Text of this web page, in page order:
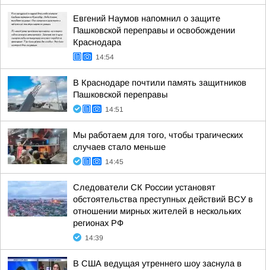
Евгений Наумов напомнил о защите
Пашковской переправы и освобождении
Краснодара
14:54
В Краснодаре почтили память защитников
Пашковской переправы
14:51
Мы работаем для того, чтобы трагических
случаев стало меньше
14:45
Следователи СК России установят
обстоятельства преступных действий ВСУ в
отношении мирных жителей в нескольких
регионах РФ
14:39
В США ведущая утреннего шоу заснула в